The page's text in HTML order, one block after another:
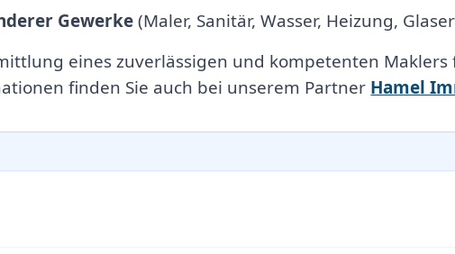
Gewerke(Maler, Sanitär, Wasser, Heizung,
eines zuverlässigen und kompetenten
finden Sie auch bei unserem Partner Hamel